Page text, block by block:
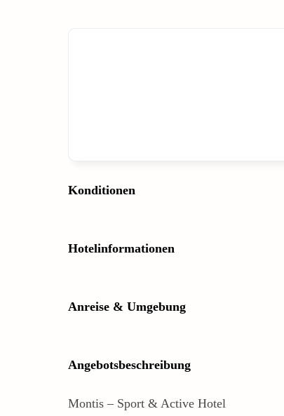
Konditionen
Hotelinformationen
Anreise & Umgebung
Angebotsbeschreibung
Montis – Sport & Active Hotel